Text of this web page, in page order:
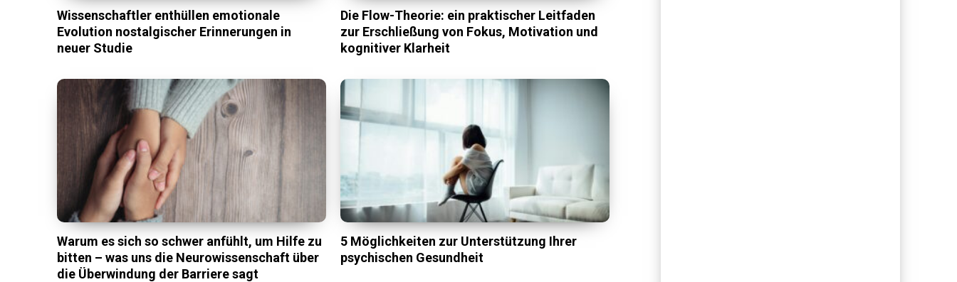
Wissenschaftler enthüllen emotionale
Evolution nostalgischer Erinnerungen in
neuer Studie
Die Flow-Theorie: ein praktischer Leitfaden
zur Erschließung von Fokus, Motivation und
kognitiver Klarheit
Warum es sich so schwer anfühlt, um Hilfe zu
bitten – was uns die Neurowissenschaft über
die Überwindung der Barriere sagt
5 Möglichkeiten zur Unterstützung Ihrer
psychischen Gesundheit